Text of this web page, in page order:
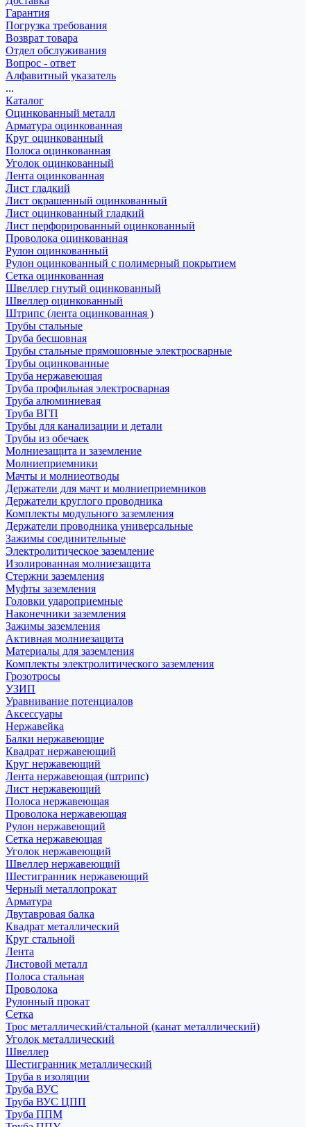
Гарантия
Погрузка требования
Возврат товара
Отдел обслуживания
Вопрос - ответ
Алфавитный указатель
...
Каталог
Оцинкованный металл
Арматура оцинкованная
Круг оцинкованный
Полоса оцинкованная
Уголок оцинкованный
Лента оцинкованная
Лист гладкий
Лист окрашенный оцинкованный
Лист оцинкованный гладкий
Лист перфорированный оцинкованный
Проволока оцинкованная
Рулон оцинкованный
Рулон оцинкованный с полимерный покрытием
Сетка оцинкованная
Швеллер гнутый оцинкованный
Швеллер оцинкованный
Штрипс (лента оцинкованная )
Трубы стальные
Труба бесшовная
Трубы стальные прямошовные электросварные
Трубы оцинкованные
Труба нержавеющая
Труба профильная электросварная
Труба алюминиевая
Труба ВГП
Трубы для канализации и детали
Трубы из обечаек
Молниезащита и заземление
Молниеприемники
Мачты и молниеотводы
Держатели для мачт и молниеприемников
Держатели круглого проводника
Комплекты модульного заземления
Держатели проводника универсальные
Зажимы соединительные
Электролитическое заземление
Изолированная молниезащита
Стержни заземления
Муфты заземления
Головки удароприемные
Наконечники заземления
Зажимы заземления
Активная молниезащита
Материалы для заземления
Комплекты электролитического заземления
Грозотросы
УЗИП
Уравнивание потенциалов
Аксессуары
Нержавейка
Балки нержавеющие
Квадрат нержавеющий
Круг нержавеющий
Лента нержавеющая (штрипс)
Лист нержавеющий
Полоса нержавеющая
Проволока нержавеющая
Рулон нержавеющий
Сетка нержавеющая
Уголок нержавеющий
Швеллер нержавеющий
Шестигранник нержавеющий
Черный металлопрокат
Арматура
Двутавровая балка
Квадрат металлический
Круг стальной
Лента
Листовой металл
Полоса стальная
Проволока
Рулонный прокат
Сетка
Трос металлический/стальной (канат металлический)
Уголок металлический
Швеллер
Шестигранник металлический
Труба в изоляции
Труба ВУС
Труба ВУС ЦПП
Труба ППМ